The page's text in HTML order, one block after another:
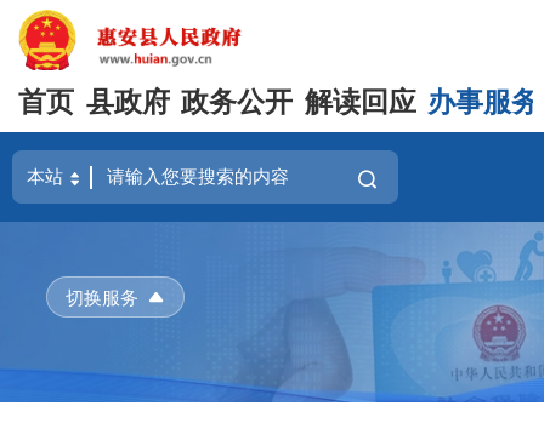
首页 县政府 政务公开 解读回应 办事服务
切换服务